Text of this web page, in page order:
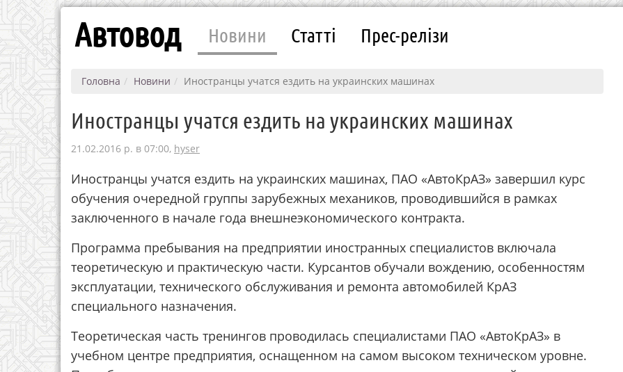
Автовод Новини Статті Прес-релізи
Головна Новини Иностранцы учатся ездить на украинских машинах
Иностранцы учатся ездить на украинских машинах
21.02.2016 р. в 07:00, hyser
Иностранцы учатся ездить на украинских машинах, ПАО «АвтоКрАЗ» завершил курс
обучения очередной группы зарубежных механиков, проводившийся в рамках
заключенного в начале года внешнеэкономического контракта.
Программа пребывания на предприятии иностранных специалистов включала
теоретическую и практическую части. Курсантов обучали вождению, особенностям
эксплуатации, технического обслуживания и ремонта автомобилей КрАЗ
специального назначения.
Теоретическая часть тренингов проводилась специалистами ПАО «АвтоКрАЗ» в
учебном центре предприятия, оснащенном на самом высоком техническом уровне.